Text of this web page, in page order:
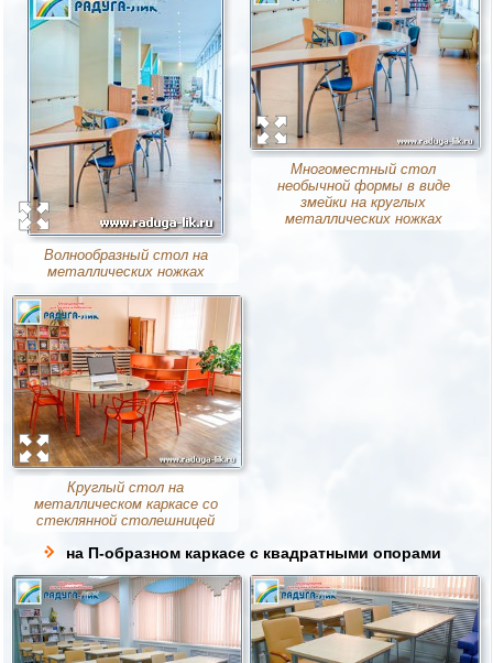
Волнообразный стол на
металлических ножках
Многоместный стол
необычной формы в виде
змейки на круглых
металлических ножках
Круглый стол на
металлическом каркасе со
стеклянной столешницей
на П-образном каркасе с квадратными опорами